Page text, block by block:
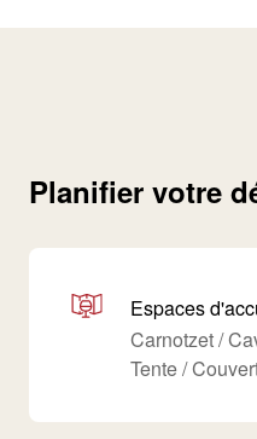
Planifier votre
Espaces
Carnotzet /
Tente /